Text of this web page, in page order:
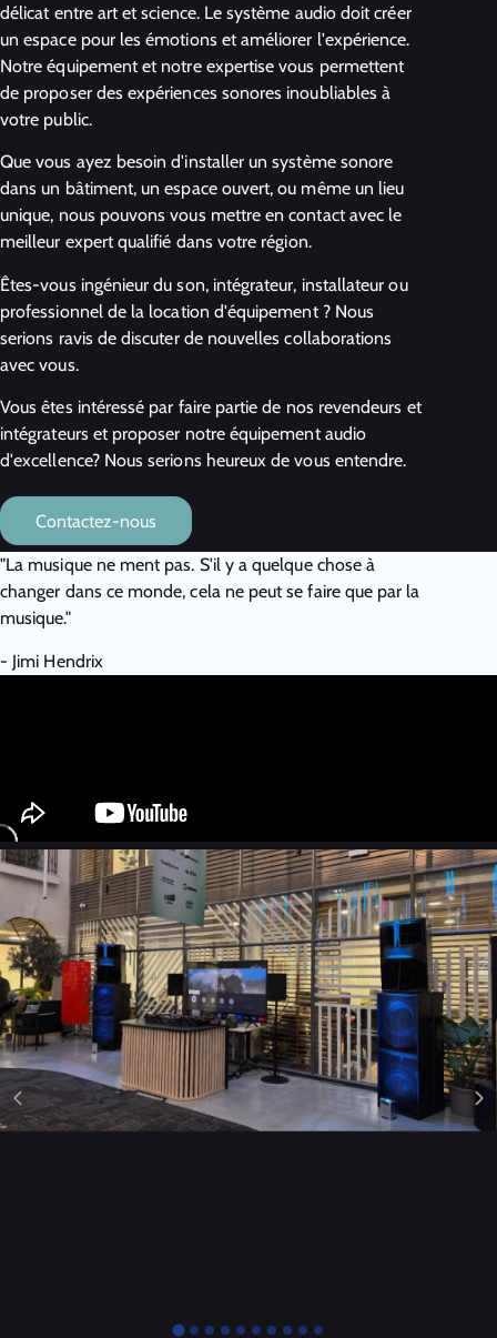
délicat entre art et science. Le système audio doit créer
un espace pour les émotions et améliorer l'expérience.
Notre équipement et notre expertise vous permettent
de proposer des expériences sonores inoubliables à
votre public.
Que vous ayez besoin d'installer un système sonore
dans un bâtiment, un espace ouvert, ou même un lieu
unique, nous pouvons vous mettre en contact avec le
meilleur expert qualifié dans votre région.
Êtes-vous ingénieur du son, intégrateur, installateur ou
professionnel de la location d'équipement ? Nous
serions ravis de discuter de nouvelles collaborations
avec vous.
Vous êtes intéressé par faire partie de nos revendeurs et
intégrateurs et proposer notre équipement audio
d'excellence? Nous serions heureux de vous entendre.
Contactez-nous
"La musique ne ment pas. S'il y a quelque chose à
changer dans ce monde, cela ne peut se faire que par la
musique."
- Jimi Hendrix